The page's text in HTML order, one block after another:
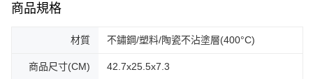
商品規格
材質 不鏽鋼/塑料/陶瓷不沾塗層(400°C)
商品尺寸(CM) 42.7x25.5x7.3